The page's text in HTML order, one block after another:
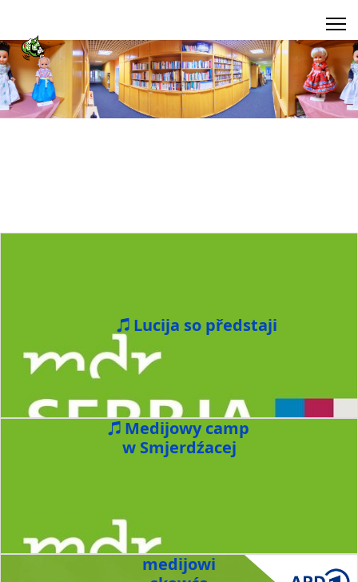
Lucija so předstaji
Medijowy camp
w Smjerdźacej
medijowi